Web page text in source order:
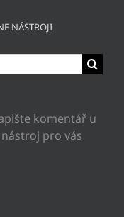
NÁSTROJI
komentář u
pro vás